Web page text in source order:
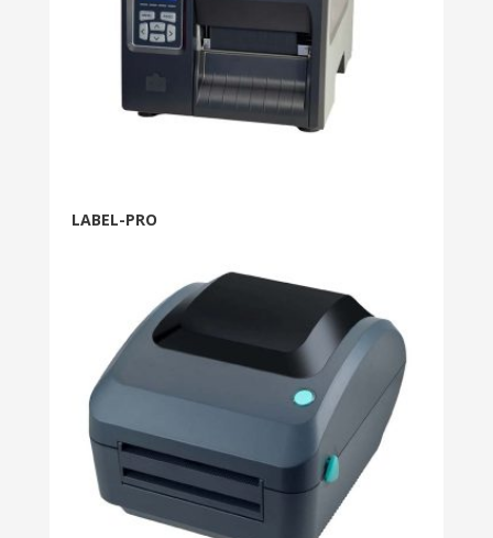
LABEL-PRO